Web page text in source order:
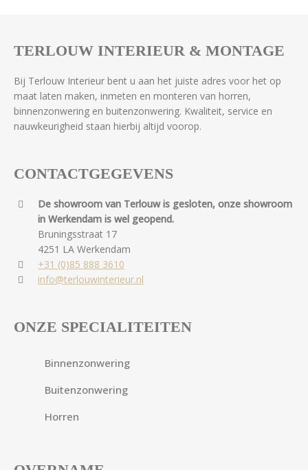
TERLOUW INTERIEUR & MONTAGE
Bij Terlouw Interieur bent u aan het juiste adres voor het op
maat laten maken, inmeten en monteren van horren,
binnenzonwering en buitenzonwering. Kwaliteit, service en
nauwkeurigheid staan hierbij altijd voorop.
CONTACTGEGEVENS
De showroom van Terlouw is gesloten, onze showroom
in Werkendam is wel geopend.
Bruningsstraat 17
4251 LA Werkendam
+31 (0)85 888 3610
info@terlouwinterieur.nl
ONZE SPECIALITEITEN
Binnenzonwering
Buitenzonwering
Horren